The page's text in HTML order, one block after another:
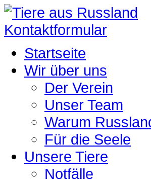
Kontaktformular
Startseite
Wir über uns
Der Verein
Unser Team
Warum
Für die Seele
Unsere Tiere
Notfälle